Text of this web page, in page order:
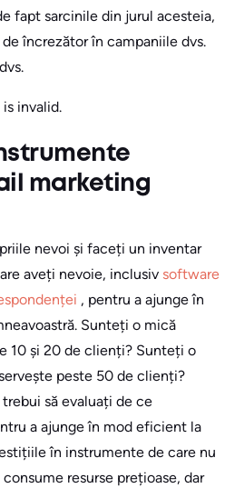
fapt sarcinile din jurul acesteia,
încrezător în campaniile dvs.
invalid.
marketing
nevoi și faceți un inventar
aveți nevoie, inclusiv software
, pentru a ajunge în
Sunteți o mică
10 și 20 de clienți? Sunteți o
peste 50 de clienți?
să evaluați de ce
a ajunge în mod eficient la
în instrumente de care nu
resurse prețioase, dar